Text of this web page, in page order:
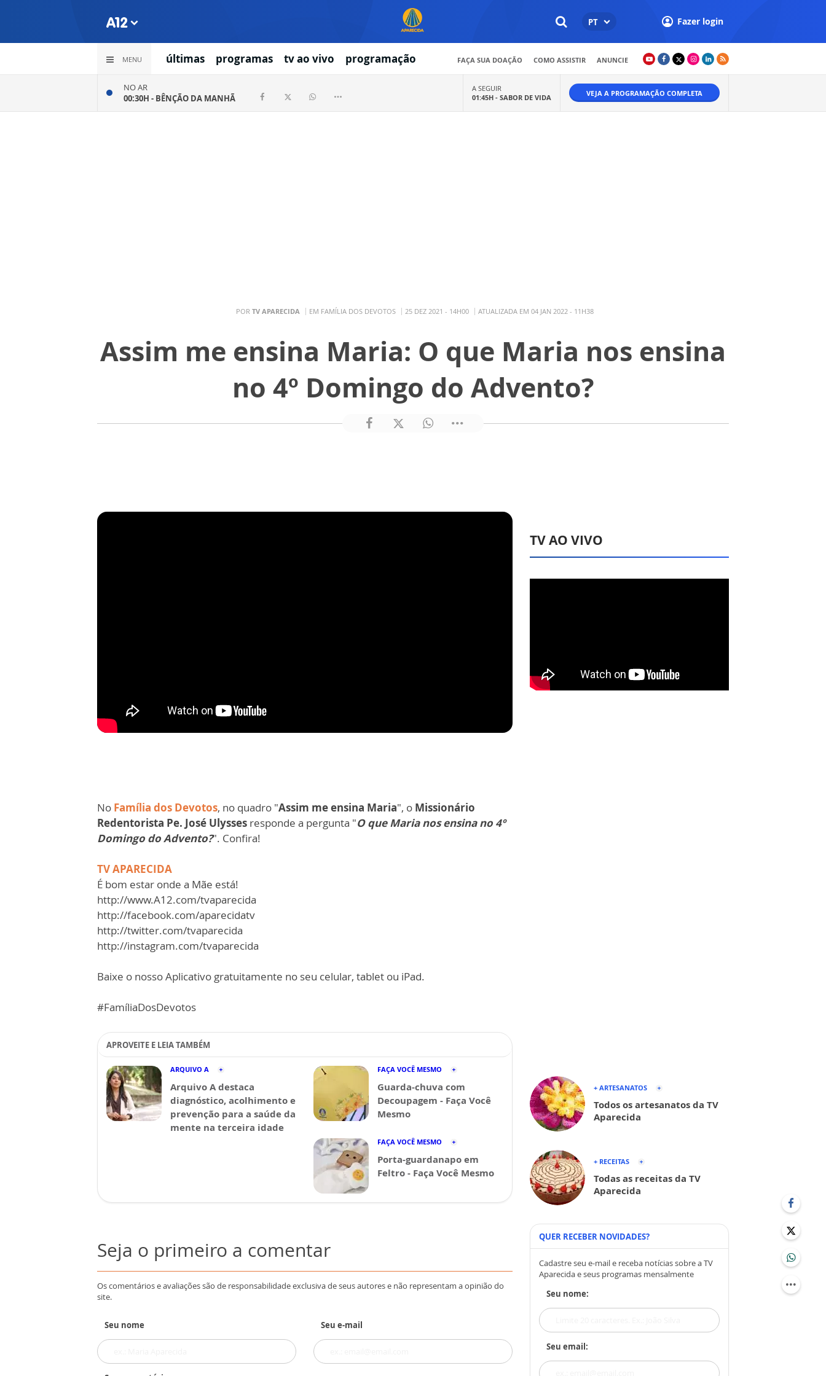
PT Fazer login
MENU últimas programas tv ao vivo programação FAÇA SUA DOAÇÃO COMO ASSISTIR ANUNCIE
NO AR
00:30H - BÊNÇÃO DA MANHÃ
A SEGUIR
01:45H - SABOR DE VIDA VEJA A PROGRAMAÇÃO COMPLETA
POR TV APARECIDA EM FAMÍLIA DOS DEVOTOS 25 DEZ 2021 - 14H00 ATUALIZADA EM 04 JAN 2022 - 11H38
Assim me ensina Maria: O que Maria nos ensina
no 4º Domingo do Advento?
No Família dos Devotos, no quadro "Assim me ensina Maria", o Missionário
Redentorista Pe. José Ulysses responde a pergunta "O que Maria nos ensina no 4º
Domingo do Advento?". Confira!
TV APARECIDA
É bom estar onde a Mãe está!
http://www.A12.com/tvaparecida
http://facebook.com/aparecidatv
http://twitter.com/tvaparecida
http://instagram.com/tvaparecida
Baixe o nosso Aplicativo gratuitamente no seu celular, tablet ou iPad.
#FamíliaDosDevotos
APROVEITE E LEIA TAMBÉM
ARQUIVO A
Arquivo A destaca
diagnóstico, acolhimento e
prevenção para a saúde da
mente na terceira idade
FAÇA VOCÊ MESMO
Guarda-chuva com
Decoupagem - Faça Você
Mesmo
FAÇA VOCÊ MESMO
Porta-guardanapo em
Feltro - Faça Você Mesmo
Seja o primeiro a comentar
Os comentários e avaliações são de responsabilidade exclusiva de seus autores e não representam a opinião do
site.
Seu nome Seu e-mail
TV AO VIVO
+ ARTESANATOS
Todos os artesanatos da TV
Aparecida
+ RECEITAS
Todas as receitas da TV
Aparecida
QUER RECEBER NOVIDADES?
Cadastre seu e-mail e receba notícias sobre a TV
Aparecida e seus programas mensalmente
Seu nome:
Seu email: